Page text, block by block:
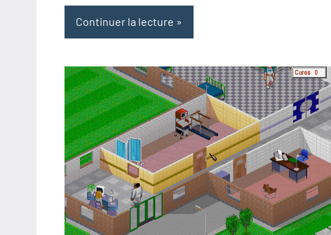
Continuer la lecture